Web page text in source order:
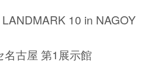
10 in NAGOY
古屋 第1展示館